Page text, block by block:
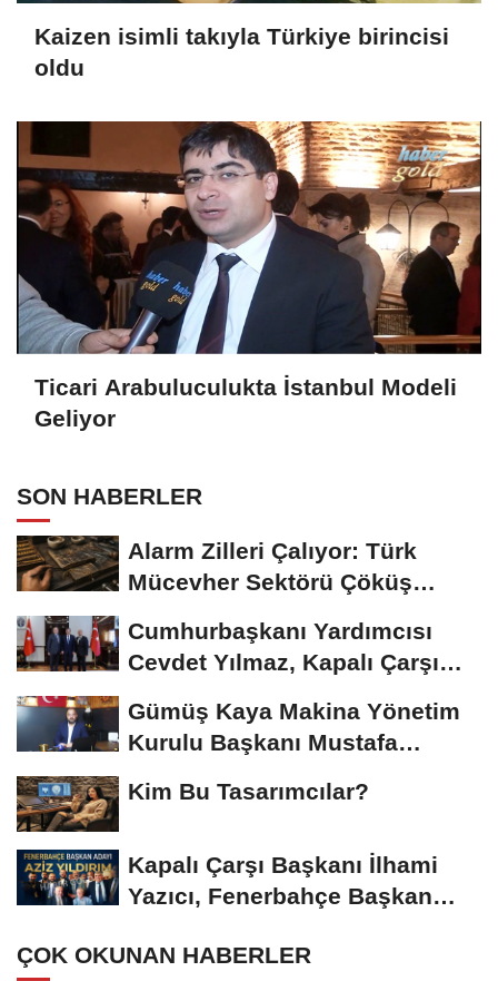
Kaizen isimli takıyla Türkiye birincisi
oldu
Ticari Arabuluculukta İstanbul Modeli
Geliyor
SON HABERLER
Alarm Zilleri Çalıyor: Türk
Mücevher Sektörü Çöküş
Cumhurbaşkanı Yardımcısı
Cevdet Yılmaz, Kapalı Çarşı
Gümüş Kaya Makina Yönetim
Kurulu Başkanı Mustafa
Kim Bu Tasarımcılar?
Kapalı Çarşı Başkanı İlhami
Yazıcı, Fenerbahçe Başkan
ÇOK OKUNAN HABERLER